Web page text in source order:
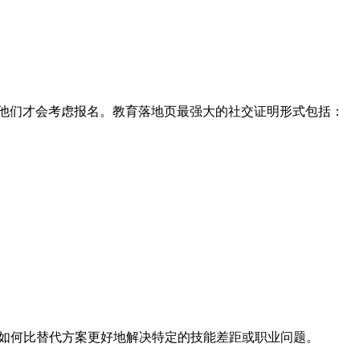
才会考虑报名。教育落地页最强大的社交证明形式包括：
比替代方案更好地解决特定的技能差距或职业问题。